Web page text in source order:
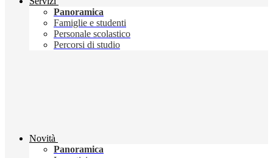
Panoramica
Famiglie e studenti
Personale scolastico
Percorsi di studio
Novità
Panoramica